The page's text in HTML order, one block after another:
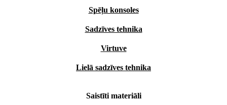
Spēļu konsoles
Sadzīves tehnika
Virtuve
Lielā sadzīves tehnika
Saistīti materiāli